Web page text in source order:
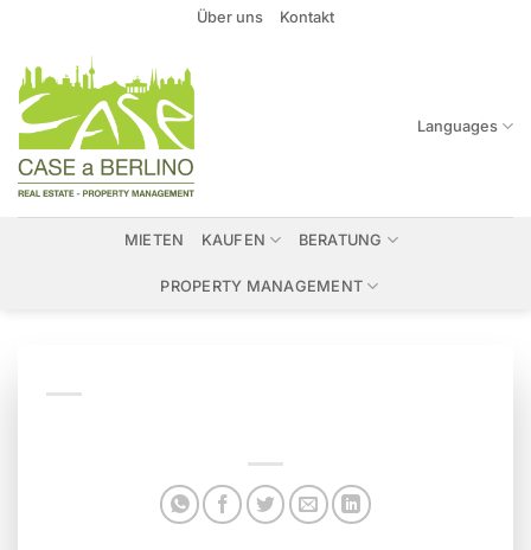
springen
Über uns Kontakt
Languages
MIETEN KAUFEN BERATUNG
PROPERTY MANAGEMENT